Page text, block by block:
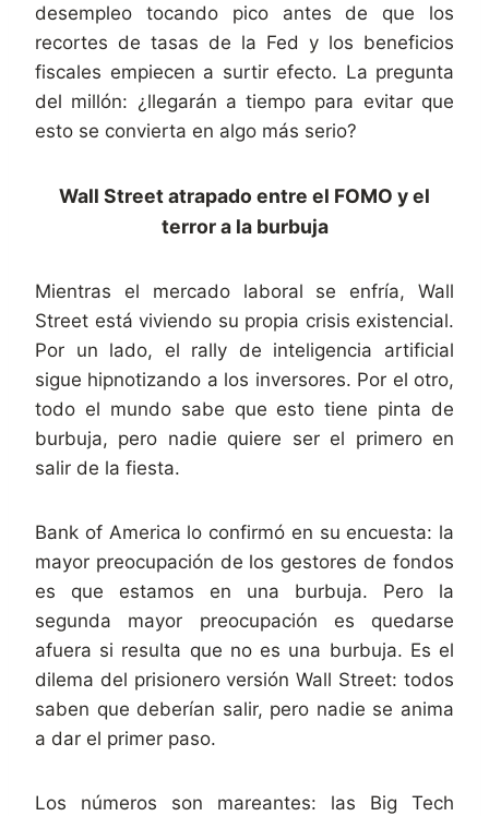
desempleo tocando pico antes de que los
recortes de tasas de la Fed y los beneficios
fiscales empiecen a surtir efecto. La pregunta
del millón: ¿llegarán a tiempo para evitar que
esto se convierta en algo más serio?
Wall Street atrapado entre el FOMO y el
terror a la burbuja
Mientras el mercado laboral se enfría, Wall
Street está viviendo su propia crisis existencial.
Por un lado, el rally de inteligencia artificial
sigue hipnotizando a los inversores. Por el otro,
todo el mundo sabe que esto tiene pinta de
burbuja, pero nadie quiere ser el primero en
salir de la fiesta.
Bank of America lo confirmó en su encuesta: la
mayor preocupación de los gestores de fondos
es que estamos en una burbuja. Pero la
segunda mayor preocupación es quedarse
afuera si resulta que no es una burbuja. Es el
dilema del prisionero versión Wall Street: todos
saben que deberían salir, pero nadie se anima
a dar el primer paso.
Los números son mareantes: las Big Tech